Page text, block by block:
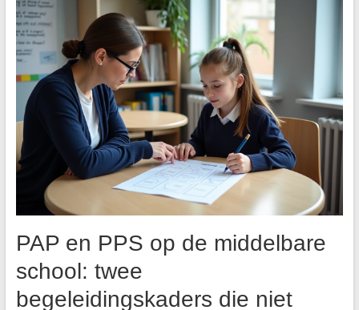
PAP en PPS op de middelbare
school: twee
begeleidingskaders die niet